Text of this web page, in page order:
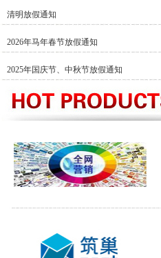
清明放假通知
2026年马年春节放假通知
2025年国庆节、中秋节放假通知